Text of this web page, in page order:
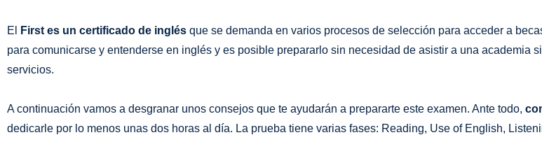
o
o
g
r
k
El First es un certificado de inglés que se demanda en varios procesos de selección para acceder a
para comunicarse y entenderse en inglés y es posible prepararlo sin necesidad de asistir a una academia
servicios.
A continuación vamos a desgranar unos consejos que te ayudarán a prepararte este examen. Ante todo,
dedicarle por lo menos unas dos horas al día. La prueba tiene varias fases: Reading, Use of English,